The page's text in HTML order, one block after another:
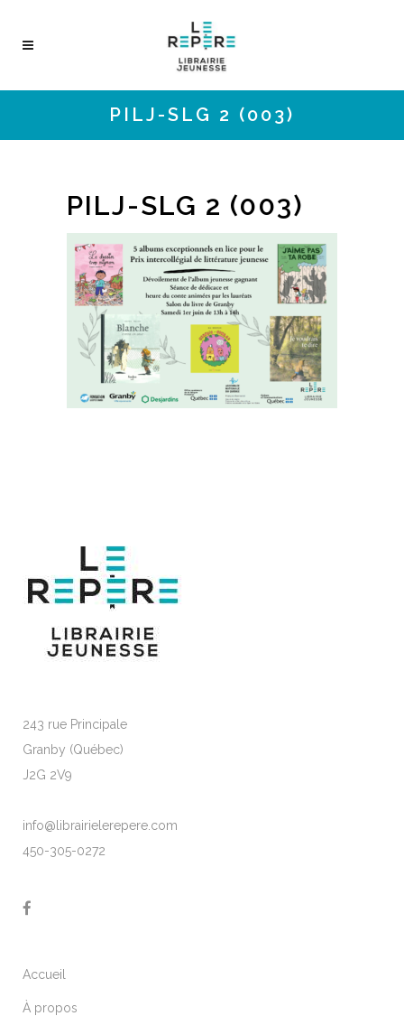
PILJ-SLG 2 (003)
PILJ-SLG 2 (003)
243 rue Principale
Granby (Québec)
J2G 2V9
info@librairielerepere.com
450-305-0272
Accueil
À propos